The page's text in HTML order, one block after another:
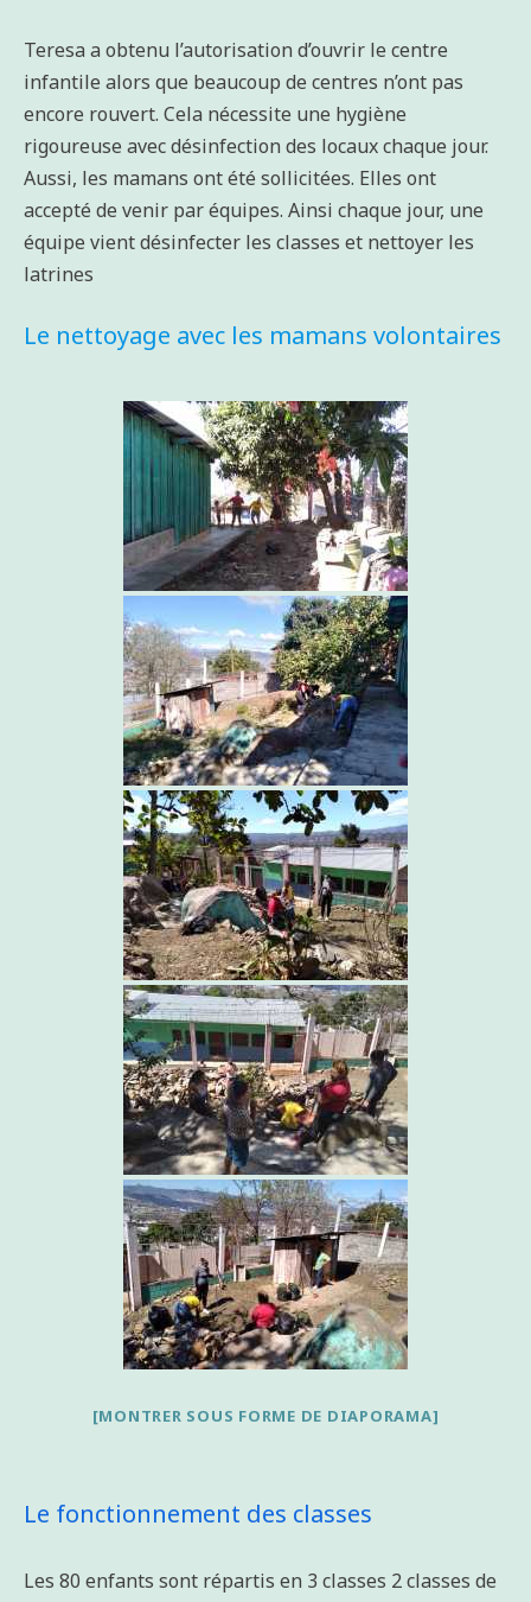
Teresa a obtenu l’autorisation d’ouvrir le centre
infantile alors que beaucoup de centres n’ont pas
encore rouvert. Cela nécessite une hygiène
rigoureuse avec désinfection des locaux chaque jour.
Aussi, les mamans ont été sollicitées. Elles ont
accepté de venir par équipes. Ainsi chaque jour, une
équipe vient désinfecter les classes et nettoyer les
latrines
Le nettoyage avec les mamans volontaires
[MONTRER SOUS FORME DE DIAPORAMA]
Le fonctionnement des classes
Les 80 enfants sont répartis en 3 classes 2 classes de